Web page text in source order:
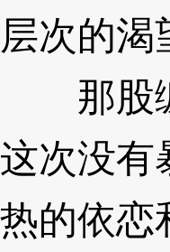
层次的渴
那股缠
这次没有
热的依恋